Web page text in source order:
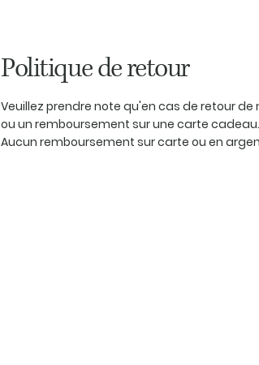
Politique de retour
Veuillez prendre note qu'en cas de retour
ou un remboursement sur une carte cadeau.
Aucun remboursement sur carte ou en